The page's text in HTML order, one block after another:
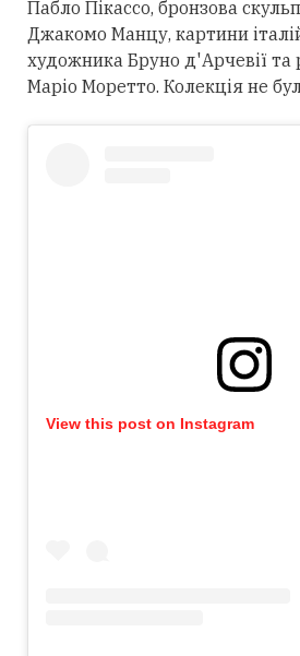
Пабло Пікассо, бронзова
Джакомо Манцу, картини
художника Бруно д'Арчевії та
Маріо Моретто. Колекція не
View this post on Instagram